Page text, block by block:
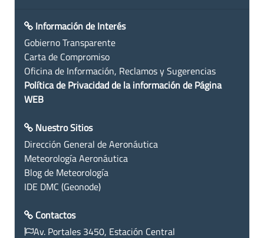
Información de Interés
Gobierno Transparente
Carta de Compromiso
Oficina de Información, Reclamos y Sugerencias
Política de Privacidad de la información de Página
WEB
Nuestro Sitios
Dirección General de Aeronáutica
Meteorología Aeronáutica
Blog de Meteorología
IDE DMC (Geonode)
Contactos
Av. Portales 3450, Estación Central